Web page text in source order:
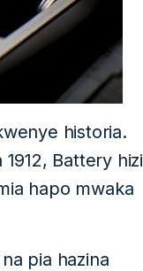
historia.
Battery hizi
hapo mwaka
pia hazina